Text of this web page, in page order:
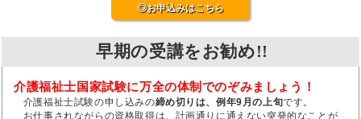
◎お申込みはこちら
早期の受講をお勧め!!
介護福祉士国家試験に万全の体制でのぞみましょう！
介護福祉士試験の申し込みの締め切りは、例年9月の上旬です。
お仕事されながらの資格取得は、計画通りに通えない突発的なことが